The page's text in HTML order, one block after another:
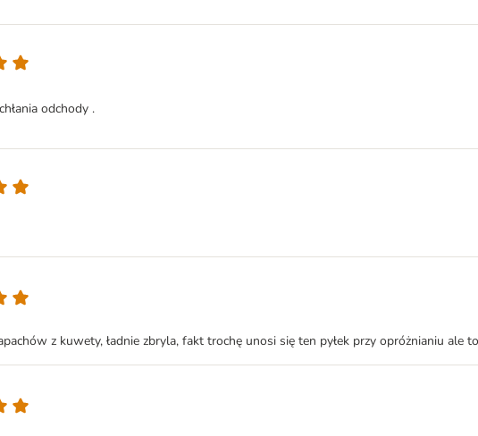
odchody .
z kuwety, ładnie zbryla, fakt trochę unosi się ten pyłek przy opróżnianiu